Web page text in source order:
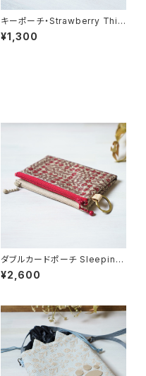
キーポーチ・Strawberry Thie
f リバティラミネート生地
¥1,300
ダブルカードポーチ Sleeping
Rose（スリーピング・ローズ）レ
ッド リバティラミネート生地
¥2,600